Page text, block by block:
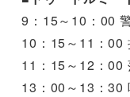
9：15～10：00
10：15～11：00
11：15～12：00
13：00～13：30